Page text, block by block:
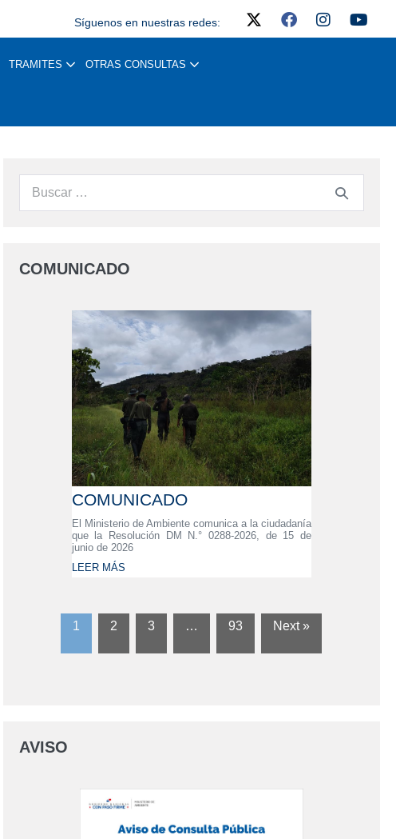
Síguenos en nuestras redes:
TRAMITES OTRAS CONSULTAS
COMUNICADO
COMUNICADO
El Ministerio de Ambiente comunica a la ciudadanía
que la Resolución DM N.° 0288-2026, de 15 de
junio de 2026
LEER MÁS
1 2 3 … 93 Next »
AVISO